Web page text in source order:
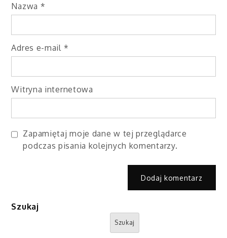
Nazwa *
Adres e-mail *
Witryna internetowa
Zapamiętaj moje dane w tej przeglądarce
podczas pisania kolejnych komentarzy.
Szukaj
Szukaj